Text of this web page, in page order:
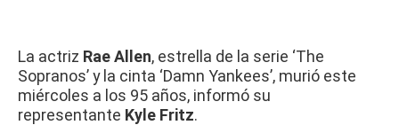
La actriz Rae Allen, estrella de la serie ‘The
Sopranos’ y la cinta ‘Damn Yankees’, murió este
miércoles a los 95 años, informó su
representante Kyle Fritz.